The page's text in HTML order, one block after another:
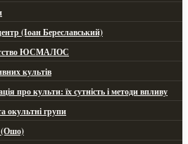
(Іоан Береславський)
ЮСМАЛОС
культів
про культи: їх сутність і методи впливу
окультні групи
(Ошо)